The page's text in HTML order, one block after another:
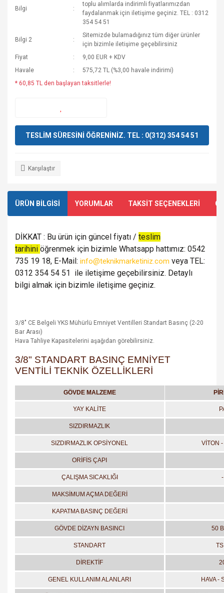
Bilgi
toplu alımlarda indirimli fiyatlarımızdan
faydalanmak için iletişime geçiniz. TEL : 0312
354 54 51
Bilgi 2
Sitemizde bulamadığınız tüm diğer ürünler
için bizimle iletişime geçebilirsiniz
Fiyat
9,00 EUR + KDV
Havale
575,72 TL (%3,00 havale indirimi)
* 60,85 TL den başlayan taksitlerle!
TESLİM SÜRESİNİ ÖĞRENİNİZ. TEL : 0(312) 354 54 51
Karşılaştır
ÜRÜN BİLGİSİ YORUMLAR TAKSİT SEÇENEKLERİ
DİKKAT : Bu ürün için güncel fiyatı / teslim
tarihini öğrenmek için bizimle Whatsapp hattımız: 0542
735 19 18, E-Mail: info@teknikmarketiniz.com veya TEL:
0312 354 54 51 ile iletişime geçebilirsiniz. Detaylı
bilgi almak için bizimle iletişime geçiniz.
3/8" CE Belgeli YKS Mühürlü Emniyet Ventilleri Standart Basınç (2-20
Bar Arası)
Hava Tahliye Kapasitelerini aşağıdan görebilirsiniz.
3/8" STANDART BASINÇ EMNİYET
VENTİLİ TEKNİK ÖZELLİKLERİ
GÖVDE MALZEME
YAY KALİTE
SIZDIRMAZLIK
SIZDIRMAZLIK OPSİYONEL VİTON
ORİFİS ÇAPI
ÇALIŞMA SICAKLIĞI
MAKSİMUM AÇMA DEĞERİ
KAPATMA BASINÇ DEĞERİ
GÖVDE DİZAYN BASINCI 50
STANDART
DİREKTİF
GENEL KULLANIM ALANLARI HAVA -